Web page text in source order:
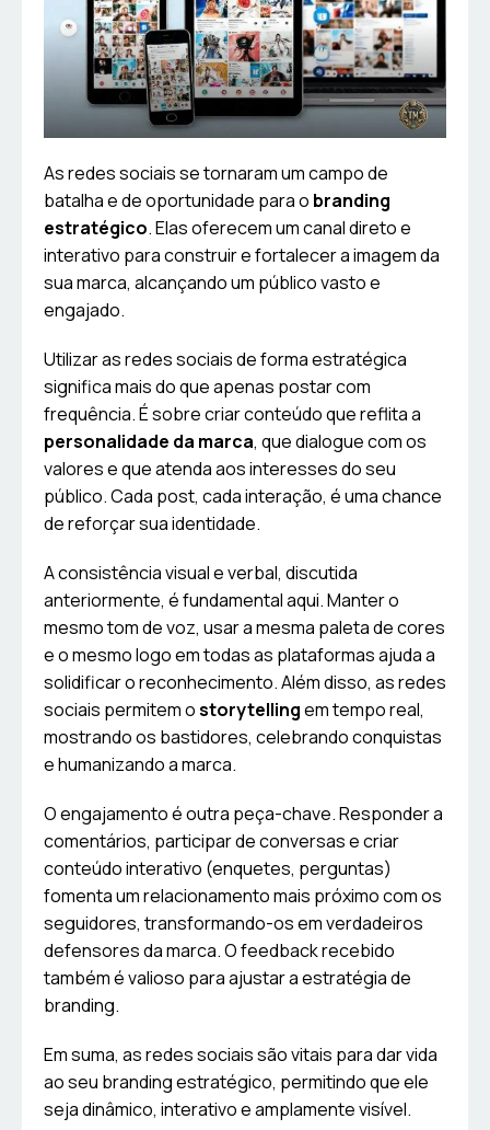
As redes sociais se tornaram um campo de
batalha e de oportunidade para o branding
estratégico. Elas oferecem um canal direto e
interativo para construir e fortalecer a imagem da
sua marca, alcançando um público vasto e
engajado.
Utilizar as redes sociais de forma estratégica
significa mais do que apenas postar com
frequência. É sobre criar conteúdo que reflita a
personalidade da marca, que dialogue com os
valores e que atenda aos interesses do seu
público. Cada post, cada interação, é uma chance
de reforçar sua identidade.
A consistência visual e verbal, discutida
anteriormente, é fundamental aqui. Manter o
mesmo tom de voz, usar a mesma paleta de cores
e o mesmo logo em todas as plataformas ajuda a
solidificar o reconhecimento. Além disso, as redes
sociais permitem ostorytellingem tempo real,
mostrando os bastidores, celebrando conquistas
e humanizando a marca.
O engajamento é outra peça-chave. Responder a
comentários, participar de conversas e criar
conteúdo interativo (enquetes, perguntas)
fomenta um relacionamento mais próximo com os
seguidores, transformando-os em verdadeiros
defensores da marca. O feedback recebido
também é valioso para ajustar a estratégia de
branding.
Em suma, as redes sociais são vitais para dar vida
ao seu branding estratégico, permitindo que ele
seja dinâmico, interativo e amplamente visível.